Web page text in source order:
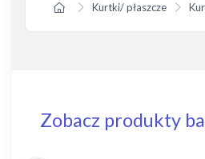
Kurtki/ płaszcze
Zobacz produkty